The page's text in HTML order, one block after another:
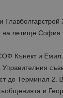
на летище София.
Кънект и Емил
до Терминал 2.
и